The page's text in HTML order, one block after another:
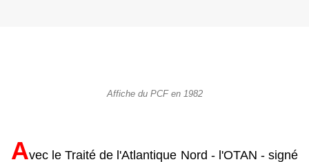
Affiche du PCF en 1982
Avec le Traité de l'Atlantique Nord - l'OTAN - signé